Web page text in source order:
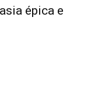
épica e